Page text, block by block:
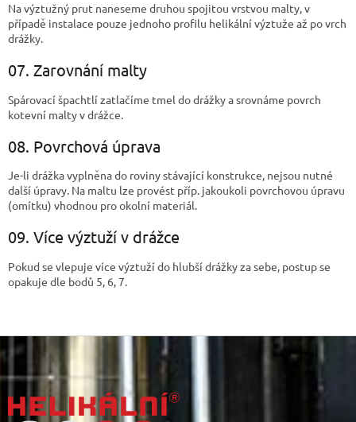
Na výztužný prut naneseme druhou spojitou vrstvou malty, v
případě instalace pouze jednoho profilu helikální výztuže až po vrch
drážky.
07. Zarovnání malty
Spárovací špachtlí zatlačíme tmel do drážky a srovnáme povrch
kotevní malty v drážce.
08. Povrchová úprava
Je-li drážka vyplněna do roviny stávající konstrukce, nejsou nutné
další úpravy. Na maltu lze provést příp. jakoukoli povrchovou úpravu
(omítku) vhodnou pro okolní materiál.
09. Více výztuží v drážce
Pokud se vlepuje více výztuží do hlubší drážky za sebe, postup se
opakuje dle bodů 5, 6, 7.
á
p